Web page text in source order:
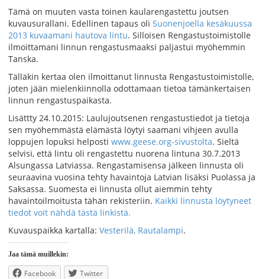
Tämä on muuten vasta toinen kaularengastettu joutsen
kuvausurallani. Edellinen tapaus oli Suonenjoella kesäkuussa
2013 kuvaamani hautova lintu. Silloisen Rengastustoimistolle
ilmoittamani linnun rengastusmaaksi paljastui myöhemmin
Tanska.
Tälläkin kertaa olen ilmoittanut linnusta Rengastustoimistolle,
joten jään mielenkiinnolla odottamaan tietoa tämänkertaisen
linnun rengastuspaikasta.
Lisättty 24.10.2015: Laulujoutsenen rengastustiedot ja tietoja
sen myöhemmästä elämästä löytyi saamani vihjeen avulla
loppujen lopuksi helposti www.geese.org-sivustolta. Sieltä
selvisi, että lintu oli rengastettu nuorena lintuna 30.7.2013
Alsungassa Latviassa. Rengastamisensa jälkeen linnusta oli
seuraavina vuosina tehty havaintoja Latvian lisäksi Puolassa ja
Saksassa. Suomesta ei linnusta ollut aiemmin tehty
havaintoilmoitusta tähän rekisteriin. Kaikki linnusta löytyneet
tiedot voit nähdä tästä linkistä.
Kuvauspaikka kartalla: Vesterilä, Rautalampi.
Jaa tämä muillekin:
Facebook Twitter